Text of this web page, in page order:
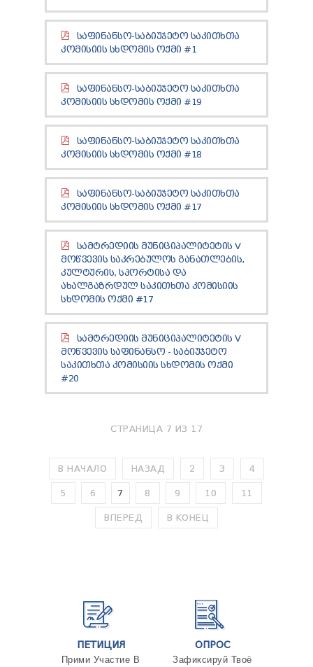
ТЕНДЕРЫ
ОТЧЁТ ДЛЯ ПРЕДОСТАВЛЕНИЯ ПРЕЗИДЕНТУ И
ТРЕБОВАНИЯ ПУБЛИЧНОЙ ИНФОРМАЦИИ
УПОЛНОМОЧЕННЫЙ ПО ЗАЩИТЕ
ПРАВОВЕДЧЕСКИЕ РЕШЕНИЯ
ᲡᲐᲤᲘᲜᲐᲜᲡᲝ-ᲡᲐᲑᲘᲣᲯᲔᲢᲝ ᲡᲐᲙᲘᲗᲮᲗᲐ
ᲙᲝᲛᲘᲡᲘᲘᲡ ᲡᲮᲓᲝᲛᲘᲡ ᲝᲥᲛᲘ #1
ᲡᲐᲤᲘᲜᲐᲜᲡᲝ-ᲡᲐᲑᲘᲣᲯᲔᲢᲝ ᲡᲐᲙᲘᲗᲮᲗᲐ
ᲙᲝᲛᲘᲡᲘᲘᲡ ᲡᲮᲓᲝᲛᲘᲡ ᲝᲥᲛᲘ #19
ᲡᲐᲤᲘᲜᲐᲜᲡᲝ-ᲡᲐᲑᲘᲣᲯᲔᲢᲝ ᲡᲐᲙᲘᲗᲮᲗᲐ
ᲙᲝᲛᲘᲡᲘᲘᲡ ᲡᲮᲓᲝᲛᲘᲡ ᲝᲥᲛᲘ #18
ᲡᲐᲤᲘᲜᲐᲜᲡᲝ-ᲡᲐᲑᲘᲣᲯᲔᲢᲝ ᲡᲐᲙᲘᲗᲮᲗᲐ
ᲙᲝᲛᲘᲡᲘᲘᲡ ᲡᲮᲓᲝᲛᲘᲡ ᲝᲥᲛᲘ #17
ᲡᲐᲛᲢᲠᲔᲓᲘᲘᲡ ᲛᲣᲜᲘᲪᲘᲞᲐᲚᲘᲢᲔᲢᲘᲡ V
ᲛᲝᲬᲕᲔᲕᲘᲡ ᲡᲐᲙᲠᲔᲑᲣᲚᲝᲡ ᲒᲐᲜᲐᲗᲚᲔᲑᲘᲡ,
ᲙᲣᲚᲢᲣᲠᲘᲡ, ᲡᲞᲝᲠᲢᲘᲡᲐ ᲓᲐ
ᲐᲮᲐᲚᲒᲐᲖᲠᲓᲣᲚ ᲡᲐᲙᲘᲗᲮᲗᲐ ᲙᲝᲛᲘᲡᲘᲘᲡ
ᲡᲮᲓᲝᲛᲘᲡ ᲝᲥᲛᲘ #17
ᲡᲐᲛᲢᲠᲔᲓᲘᲘᲡ ᲛᲣᲜᲘᲪᲘᲞᲐᲚᲘᲢᲔᲢᲘᲡ V
ᲛᲝᲬᲕᲔᲕᲘᲡ ᲡᲐᲤᲘᲜᲐᲜᲡᲝ - ᲡᲐᲑᲘᲣᲯᲔᲢᲝ
ᲡᲐᲙᲘᲗᲮᲗᲐ ᲙᲝᲛᲘᲡᲘᲘᲡ ᲡᲮᲓᲝᲛᲘᲡ ᲝᲥᲛᲘ
#20
СТРАНИЦА 7 ИЗ 17
В НАЧАЛО НАЗАД 2 3 4
5 6 7 8 9 10 11
ВПЕРЕД В КОНЕЦ
ПЕТИЦИЯ
Прими Участие В
ОПРОС
Зафиксируй Твоё